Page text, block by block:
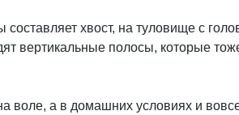
хвост, на туловище с
вертикальные полосы, которые
а в домашних условиях и